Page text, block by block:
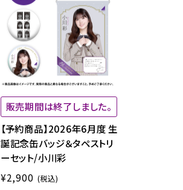
販売期間は終了しました。
【予約商品】2026年6月度 生
誕記念缶バッジ＆タペストリ
ーセット/小川彩
¥2,900 (税込)